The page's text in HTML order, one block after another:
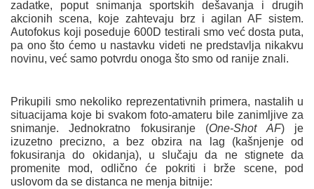
zadatke, poput snimanja sportskih dešavanja i drugih
akcionih scena, koje zahtevaju brz i agilan AF sistem.
Autofokus koji poseduje 600D testirali smo već dosta puta,
pa ono što ćemo u nastavku videti ne predstavlja nikakvu
novinu, već samo potvrdu onoga što smo od ranije znali.
Prikupili smo nekoliko reprezentativnih primera, nastalih u
situacijama koje bi svakom foto-amateru bile zanimljive za
snimanje. Jednokratno fokusiranje (One-Shot AF) je
izuzetno precizno, a bez obzira na lag (kašnjenje od
fokusiranja do okidanja), u slučaju da ne stignete da
promenite mod, odlično će pokriti i brže scene, pod
uslovom da se distanca ne menja bitnije: